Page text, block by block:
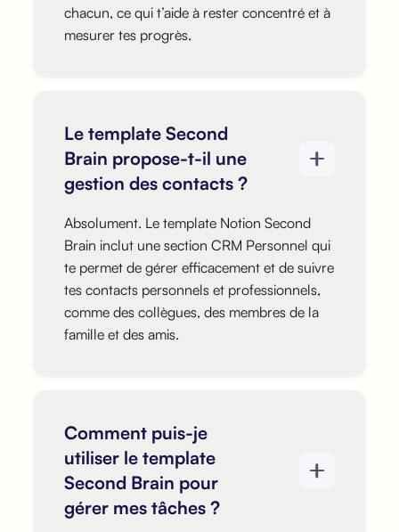
chacun, ce qui t’aide à rester concentré et à
mesurer tes progrès.
Le template Second
Brain propose-t-il une
gestion des contacts ?
Absolument. Le template Notion Second
Brain inclut une section CRM Personnel qui
te permet de gérer efficacement et de suivre
tes contacts personnels et professionnels,
comme des collègues, des membres de la
famille et des amis.
Comment puis-je
utiliser le template
Second Brain pour
gérer mes tâches ?